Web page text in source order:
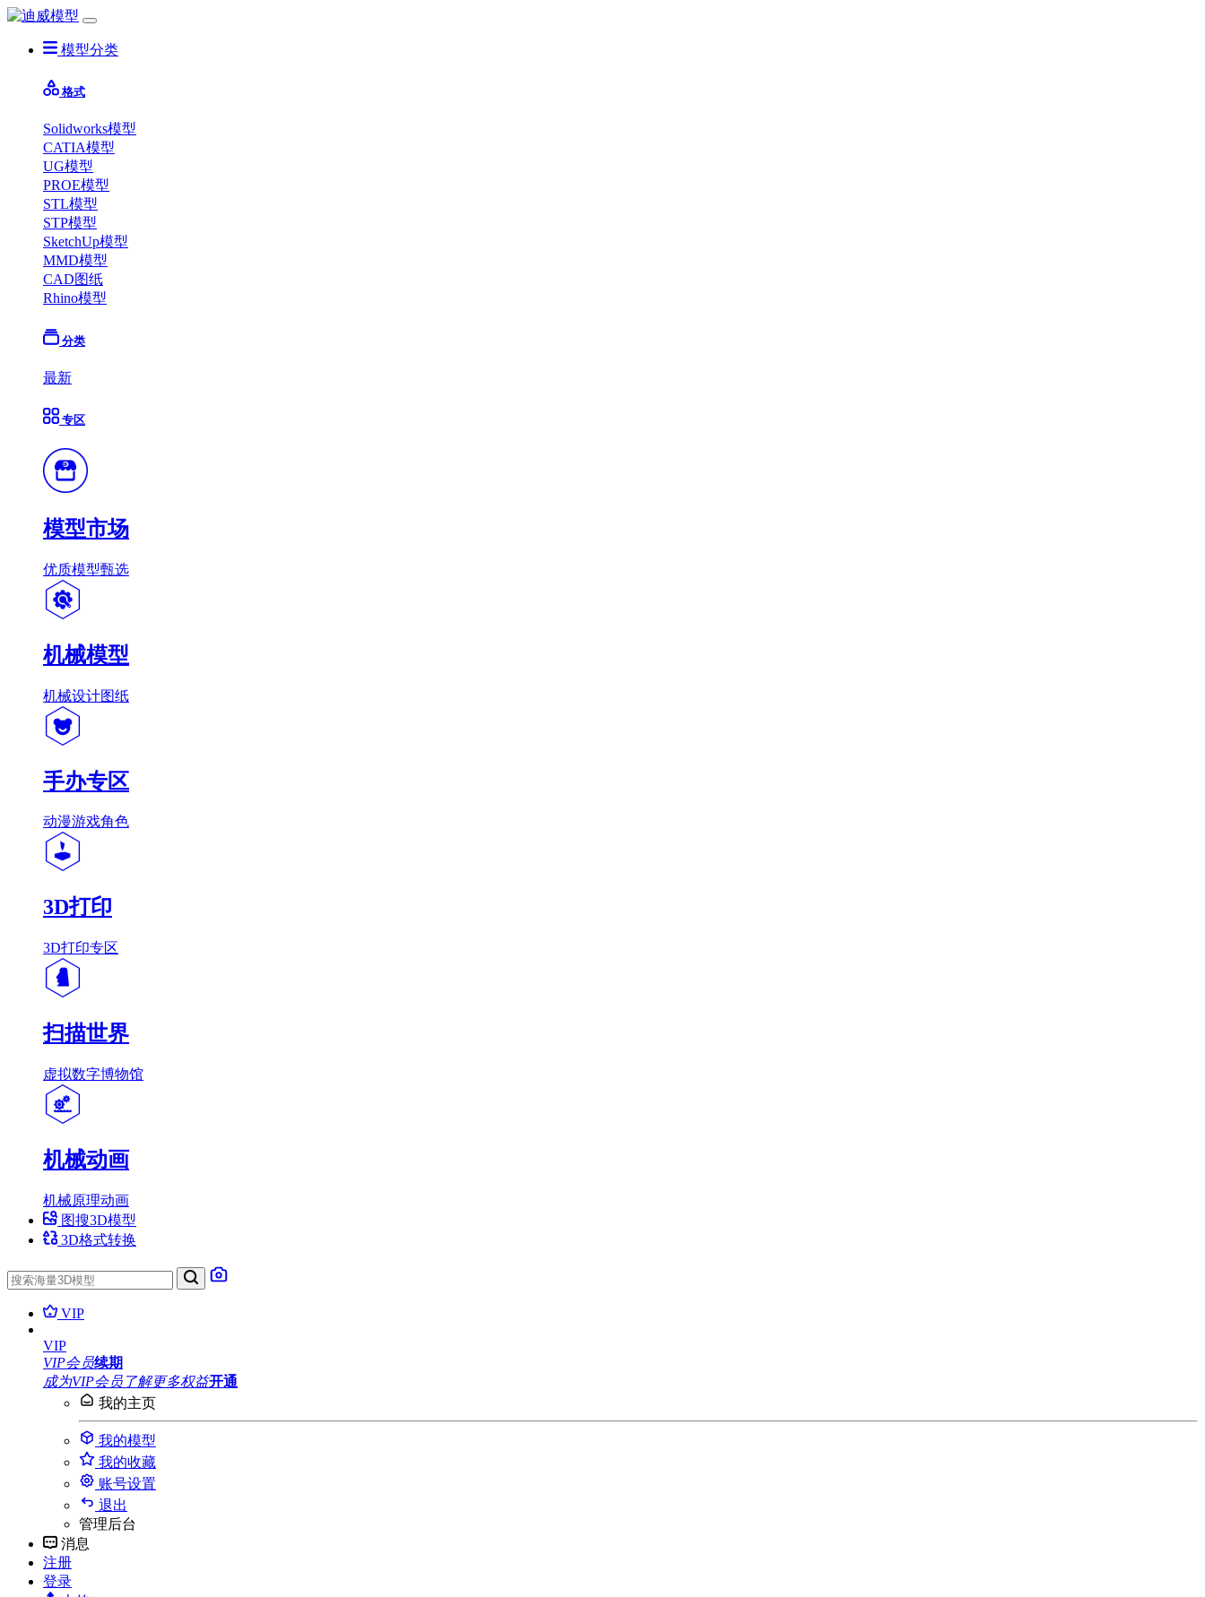
模型分类
格式
Solidworks模型
CATIA模型
UG模型
PROE模型
STL模型
STP模型
SketchUp模型
MMD模型
CAD图纸
Rhino模型
分类
最新
专区
模型市场
优质模型甄选
机械模型
机械设计图纸
手办专区
动漫游戏角色
3D打印
3D打印专区
扫描世界
虚拟数字博物馆
机械动画
机械原理动画
图搜3D模型
3D格式转换
VIP
VIP
VIP会员续期
成为VIP会员 了解更多权益开通
我的主页
我的模型
我的收藏
账号设置
退出
管理后台
消息
注册
登录